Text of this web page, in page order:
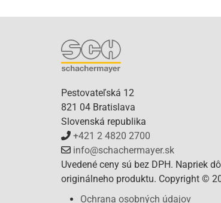
Pestovateľská 12
821 04 Bratislava
Slovenská republika
+421 2 4820 2700
info@schachermayer.sk
Uvedené ceny sú bez DPH. Napriek
originálneho produktu. Copyright ©
Ochrana osobných údajov